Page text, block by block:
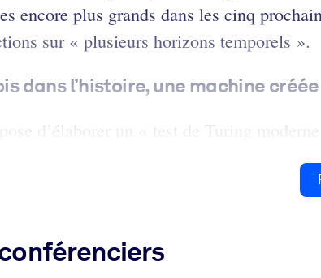
encore plus grands dans les cinq
sur « plusieurs horizons temporels ».
dans l’histoire, une machine
d’élaborer un « test de Turing